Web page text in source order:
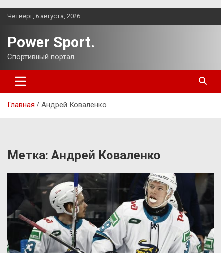
Перейти
Четверг, 6 августа, 2026
Power Sport.
Спортивный портал.
Главная Андрей Коваленко
Метка: Андрей Коваленко